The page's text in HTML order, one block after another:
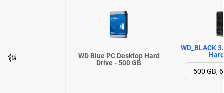
รุ่น
WD Blue PC Desktop Hard
Drive - 500 GB
WD_BLACK